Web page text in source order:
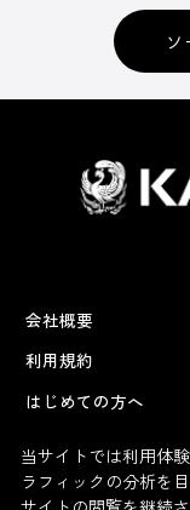
会社概要
利用規約
はじめての方へ
当サイトでは利用体
ラフィックの分析を